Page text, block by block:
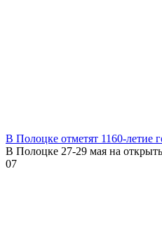
В Полоцке отметят 1160-летие
В Полоцке 27-29 мая на
07